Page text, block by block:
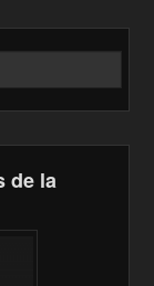
de la